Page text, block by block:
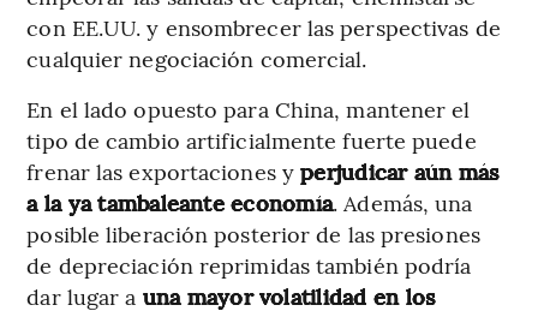
con EE.UU. y ensombrecer las perspectivas de
cualquier negociación comercial.
En el lado opuesto para China, mantener el
tipo de cambio artificialmente fuerte puede
frenar las exportaciones yperjudicar aún más
a la ya tambaleante economía. Además, una
posible liberación posterior de las presiones
de depreciación reprimidas también podría
dar lugar a una mayor volatilidad en los